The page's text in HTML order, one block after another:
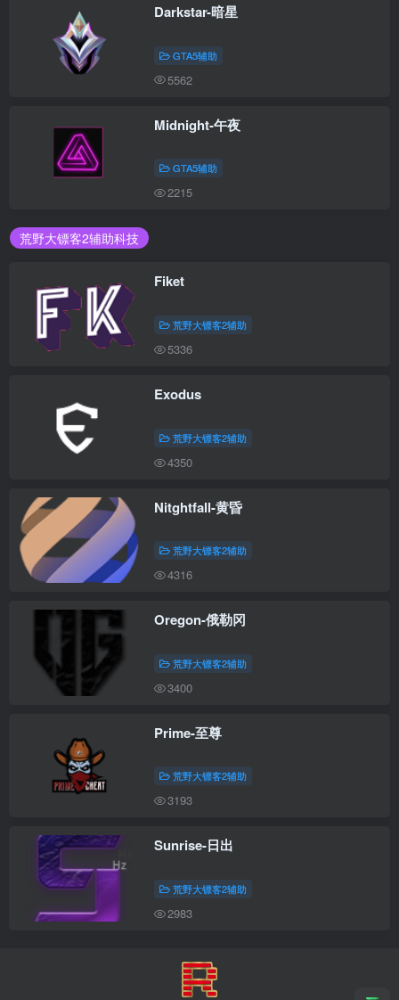
Darkstar-暗星
GTA5辅助
5562
Midnight-午夜
GTA5辅助
2215
荒野大镖客2辅助科技
Fiket
荒野大镖客2辅助
5336
Exodus
荒野大镖客2辅助
4350
Nitghtfall-黄昏
荒野大镖客2辅助
4316
Oregon-俄勒冈
荒野大镖客2辅助
3400
Prime-至尊
荒野大镖客2辅助
3193
Sunrise-日出
荒野大镖客2辅助
2983